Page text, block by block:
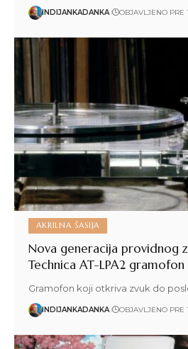
INDIJANKADANKA OBJAVLJENO PRE
AKRILNA ŠASIJA
Nova generacija providnog
Technica AT-LPA2 gramofon
Gramofon koji otkriva zvuk do
INDIJANKADANKA OBJAVLJENO PRE